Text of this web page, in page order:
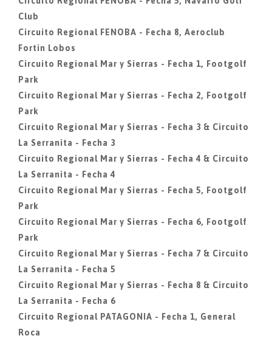
Club
Circuito Regional FENOBA - Fecha 8, Aeroclub
Fortin Lobos
Circuito Regional Mar y Sierras - Fecha 1, Footgolf
Park
Circuito Regional Mar y Sierras - Fecha 2, Footgolf
Park
Circuito Regional Mar y Sierras - Fecha 3 & Circuito
La Serranita - Fecha 3
Circuito Regional Mar y Sierras - Fecha 4 & Circuito
La Serranita - Fecha 4
Circuito Regional Mar y Sierras - Fecha 5, Footgolf
Park
Circuito Regional Mar y Sierras - Fecha 6, Footgolf
Park
Circuito Regional Mar y Sierras - Fecha 7 & Circuito
La Serranita - Fecha 5
Circuito Regional Mar y Sierras - Fecha 8 & Circuito
La Serranita - Fecha 6
Circuito Regional PATAGONIA - Fecha 1, General
Roca